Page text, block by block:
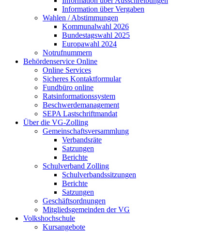
Information über Vergaben
Wahlen / Abstimmungen
Kommunalwahl 2026
Bundestagswahl 2025
Europawahl 2024
Notrufnummern
Behördenservice Online
Online Services
Sicheres Kontaktformular
Fundbüro online
Ratsinformationssystem
Beschwerdemanagement
SEPA Lastschriftmandat
Über die VG-Zolling
Gemeinschaftsversammlung
Verbandsräte
Satzungen
Berichte
Schulverband Zolling
Schulverbandssitzungen
Berichte
Satzungen
Geschäftsordnungen
Mitgliedsgemeinden der VG
Volkshochschule
Kursangebote